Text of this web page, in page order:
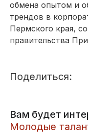
обмена опытом и
трендов в
Пермского края,
правительства
Поделиться:
Вам будет
Молодые